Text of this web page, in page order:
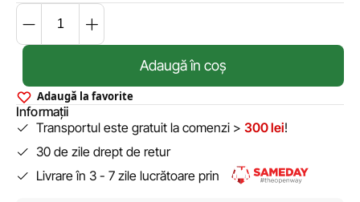
Adaugă în coș
Adaugă la favorite
Informații
Transportul este gratuit la comenzi > 300 lei!
30 de zile drept de retur
Livrare în 3 - 7 zile lucrătoare prin